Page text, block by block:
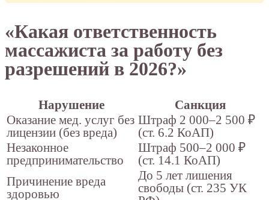
«Какая ответственность
массажиста за работу без
разрешений в 2026?»
Нарушение
Санкция
Оказание мед. услуг без
лицензии (без вреда)
Штраф 2 000–2 500 ₽
(ст. 6.2 КоАП)
Незаконное
предпринимательство
Штраф 500–2 000 ₽
(ст. 14.1 КоАП)
Причинение вреда
здоровью
До 5 лет лишения
свободы (ст. 235 УК